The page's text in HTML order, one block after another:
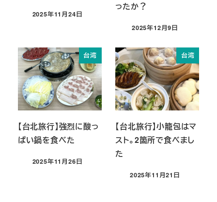
投稿日
2025年11月24日
ったか？
投稿日
2025年12月9日
台湾
【台北旅行】強烈に酸っ
ぱい鍋を食べた
投稿日
2025年11月26日
台湾
【台北旅行】小籠包はマ
スト。2箇所で食べまし
た
投稿日
2025年11月21日